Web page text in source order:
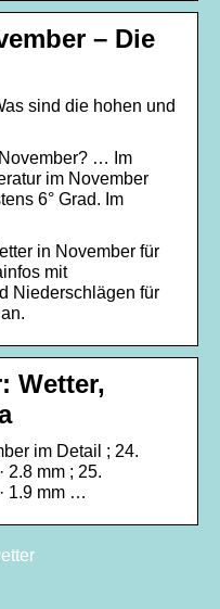
– Die
sind die hohen und
… Im
im November
6° Grad. Im
in November für
mit
Niederschlägen für
Wetter,
im Detail ; 24.
2.8 mm ; 25.
1.9 mm …